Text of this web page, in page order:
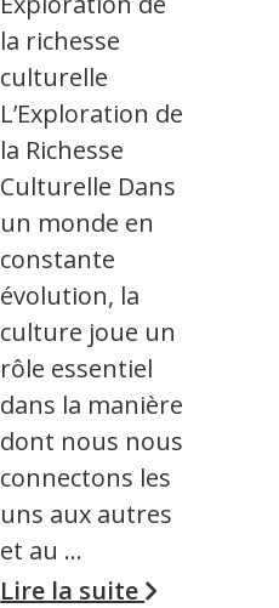
la richesse
culturelle
L’Exploration de
la Richesse
Culturelle Dans
un monde en
constante
évolution, la
culture joue un
rôle essentiel
dans la manière
dont nous nous
connectons les
uns aux autres
et au …
Lire la suite